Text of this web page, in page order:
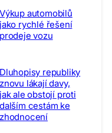
Výkup automobilů
jako rychlé řešení
prodeje vozu
Dluhopisy republiky
znovu lákají davy,
jak ale obstojí proti
dalším cestám ke
zhodnocení